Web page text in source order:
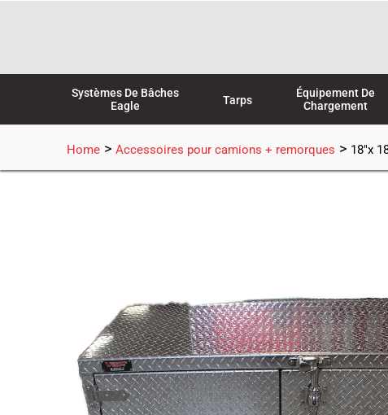
Systèmes De Bâches
Eagle
Tarps
Équipement De
Chargement
Home > Accessoires pour camions + remorques > 18″x